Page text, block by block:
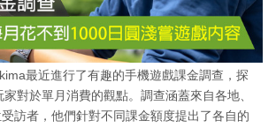
最近進行了有趣的手機遊戲課金調查，探
對於單月消費的觀點。調查涵蓋來自各地、
訪者，他們針對不同課金額度提出了各自的